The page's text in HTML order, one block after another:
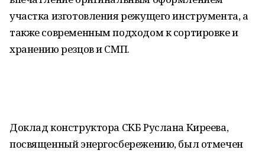
участка изготовления режущего инструмента, а
также современным подходом к сортировке и
хранению резцов и СМП.
Доклад конструктора СКБ Руслана Киреева,
посвященный энергосбережению, был отмечен